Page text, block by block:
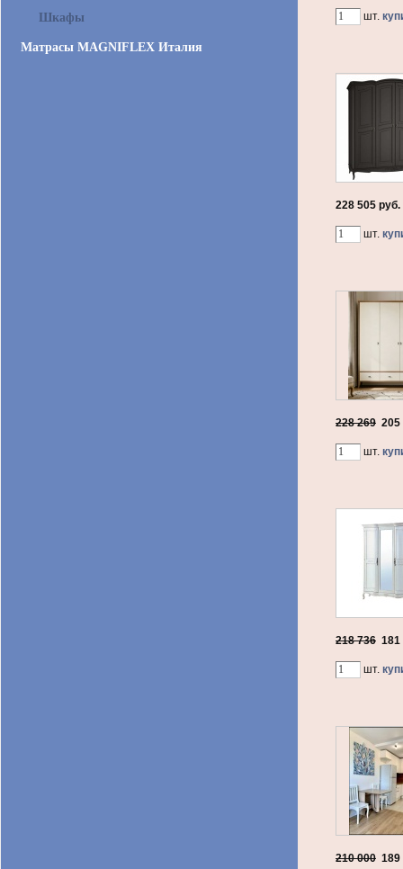
Шкафы
Матрасы MAGNIFLEX Италия
шт.
228 505 руб.
шт.
228 269 205
шт.
218 736 181
шт.
210 000 189